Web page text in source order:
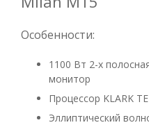
Особенности:
1100 Вт 2-х
монитор
Процессор KLARK
Эллиптический